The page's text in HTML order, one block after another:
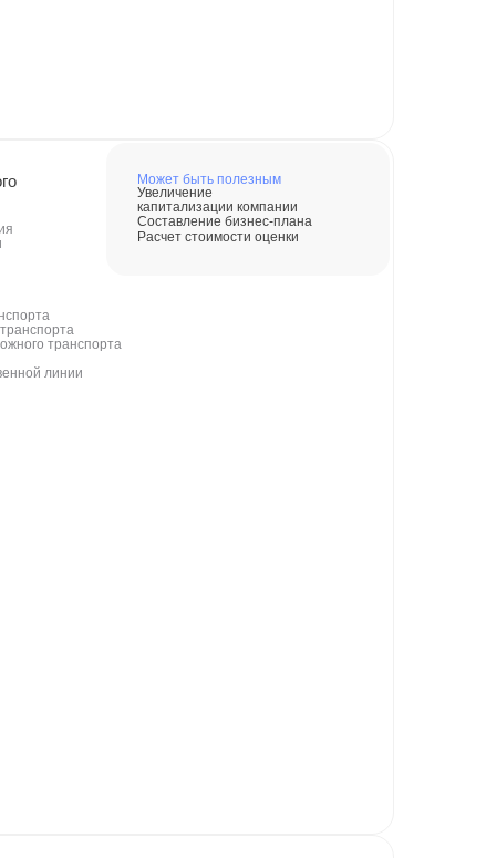
транспорта
линии
Может быть полезным
Увеличение
капитализации компании
Составление бизнес-плана
Расчет стоимости оценки